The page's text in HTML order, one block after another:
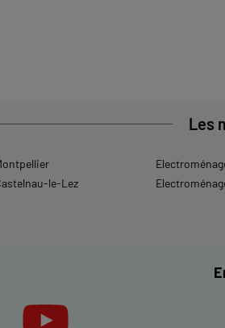
Les
le-Lez